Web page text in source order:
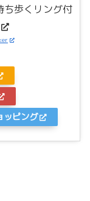
歩くリング付
ッピング